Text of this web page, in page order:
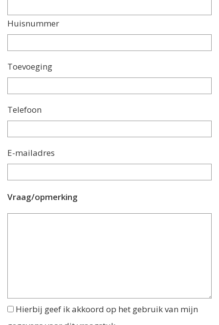
Huisnummer
Toevoeging
Telefoon
E-mailadres
Vraag/opmerking
Hierbij geef ik akkoord op het gebruik van mijn